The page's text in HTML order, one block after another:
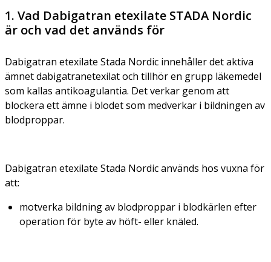
1. Vad Dabigatran etexilate STADA Nordic
är och vad det används för
Dabigatran etexilate Stada Nordic innehåller det aktiva
ämnet dabigatranetexilat och tillhör en grupp läkemedel
som kallas antikoagulantia. Det verkar genom att
blockera ett ämne i blodet som medverkar i bildningen av
blodproppar.
Dabigatran etexilate Stada Nordic används hos vuxna för
att:
motverka bildning av blodproppar i blodkärlen efter
operation för byte av höft- eller knäled.